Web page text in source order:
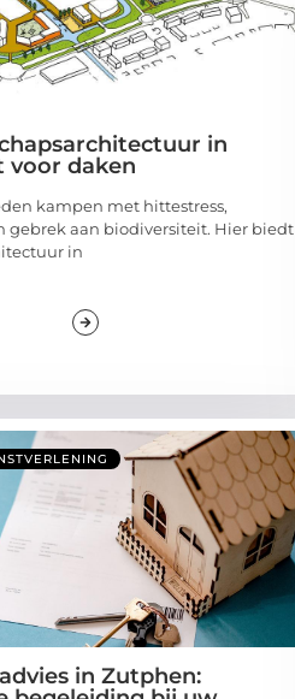
in
voor daken
kampen met hittestress,
gebrek aan biodiversiteit. Hier biedt
in
in Zutphen: